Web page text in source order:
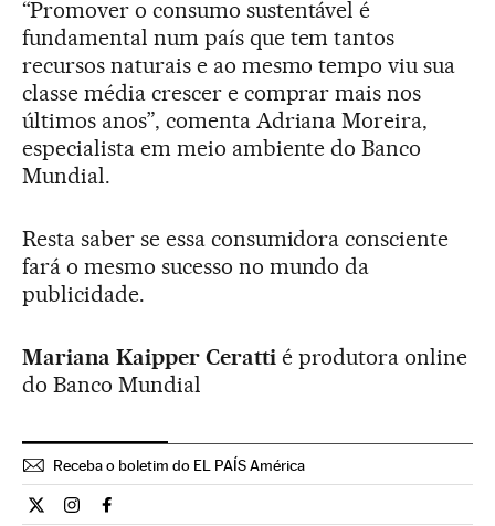
“Promover o consumo sustentável é
fundamental num país que tem tantos
recursos naturais e ao mesmo tempo viu sua
classe média crescer e comprar mais nos
últimos anos”, comenta Adriana Moreira,
especialista em meio ambiente do Banco
Mundial.
Resta saber se essa consumidora consciente
fará o mesmo sucesso no mundo da
publicidade.
Mariana Kaipper Cerattié produtora online
do Banco Mundial
Receba o boletim do EL PAÍS América
Internacional El País Brasil en Twitter
Internacional El País Brasil en Instagram
Internacional El País Brasil en Facebook